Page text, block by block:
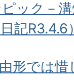
ック－
記R3.4.6
形では